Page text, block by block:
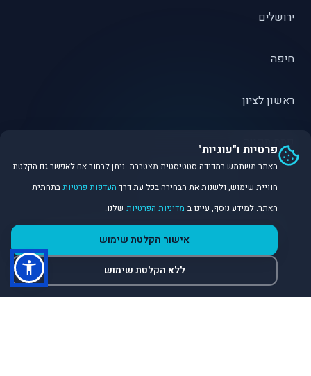
ירושלים
חיפה
ראשון לציון
פתח תקווה
©
פלטפורמת נתונים ובינה מלאכותית לניתוח שוק הנדל״ן.
פרטיות ו"עוגיות"
האתר משתמש במדידה סטטיסטית מצטברת. ניתן לבחור אם לאפשר גם הקלטת
חוויית שימוש, ולשנות את הבחירה בכל עת דרך העדפות פרטיותבתחתית
האתר. למידע נוסף, עיינו ב מדיניות הפרטיות שלנו.
אישור הקלטת שימוש
ללא הקלטת שימוש